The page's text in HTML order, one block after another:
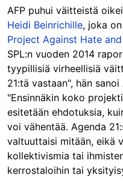
AFP puhui väitteistä
Heidi Beinrichille, joka
Project Against Hate
SPL:n vuoden 2014
tyypillisiä virheellisiä
21:tä vastaan", hän
"Ensinnäkin koko
esitetään ehdotuksia,
voi vähentää. Agenda
valtuuttaisi mitään, eikä
kollektivismia tai
kerrostaloihin tai